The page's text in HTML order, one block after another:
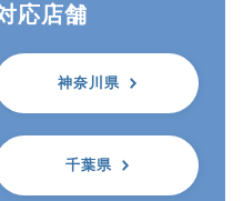
応店舗
神奈川県
千葉県